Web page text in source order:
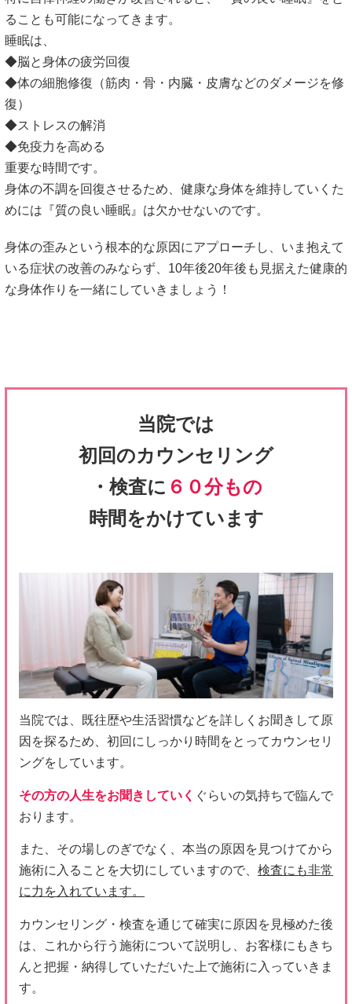
ることも可能になってきます。
睡眠は、
◆脳と身体の疲労回復
◆体の細胞修復（筋肉・骨・内臓・皮膚などのダメージを修
復）
◆ストレスの解消
◆免疫力を高める
重要な時間です。
身体の不調を回復させるため、健康な身体を維持していくた
めには『質の良い睡眠』は欠かせないのです。
身体の歪みという根本的な原因にアプローチし、いま抱えて
いる症状の改善のみならず、10年後20年後も見据えた健康的
な身体作りを一緒にしていきましょう！
当院では
初回のカウンセリング
・検査に ６０分もの
時間をかけています
当院では、既往歴や生活習慣などを詳しくお聞きして原
因を探るため、初回にしっかり時間をとってカウンセリ
ングをしています。
その方の人生をお聞きしていく ぐらいの気持ちで臨んで
おります。
また、その場しのぎでなく、本当の原因を見つけてから
施術に入ることを大切にしていますので、 検査にも非常
に力を入れています。
カウンセリング・検査を通じて確実に原因を見極めた後
は、これから行う施術について説明し、お客様にもきち
んと把握・納得していただいた上で施術に入っていきま
す。